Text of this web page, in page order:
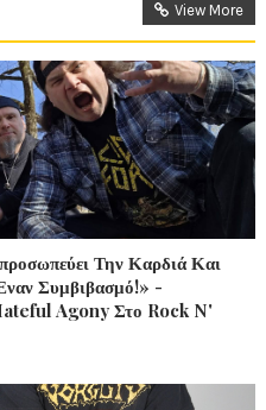
View More
Την Καρδιά Και
Συμβιβασμό!» -
Agony Στο Rock N'